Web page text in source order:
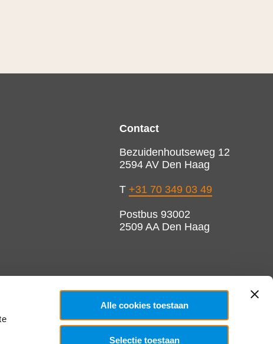
Alle cookies toestaan
Selectie toestaan
Contact
Bezuidenhoutseweg 12
2594 AV Den Haag
T +31 70 349 03 49
Postbus 93002
2509 AA Den Haag